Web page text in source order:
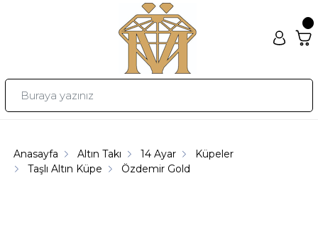
Anasayfa Altın Takı 14 Ayar
Küpeler
Taşlı Altın Küpe
Özdemir Gold